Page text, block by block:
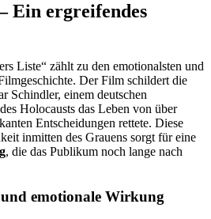
Ein ergreifendes
Liste“ zählt zu den emotionalsten und
Der Film schildert die
Schindler, einem deutschen
Holocausts das Leben von über
Entscheidungen rettete. Diese
inmitten des Grauens sorgt für eine
, die das Publikum noch lange nach
emotionale Wirkung